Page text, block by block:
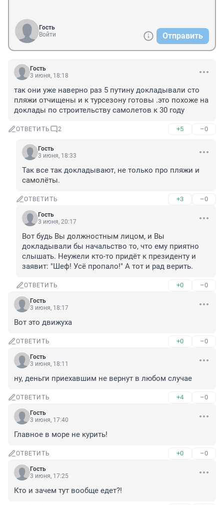
Гость
Войти
Отправить
Гость
3 июня, 18:18
так они уже наверно раз 5 путину докладывали сто
пляжи отчищены и к турсезону готовы .это похоже на
доклады по строительству самолетов к 30 году
ОТВЕТИТЬ 2 +5 –0
Гость
3 июня, 18:33
Так все так докладывают, не только про пляжи и
самолёты.
ОТВЕТИТЬ +3 –0
Гость
3 июня, 20:17
Вот будь Вы должностным лицом, и Вы
докладывали бы начальство то, что ему приятно
слышать. Неужели кто-то придёт к президенту и
заявит: "Шеф! Усё пропало!" А тот и рад верить.
ОТВЕТИТЬ +0 –0
Гость
3 июня, 18:17
Вот это движуха
ОТВЕТИТЬ +0 –0
Гость
3 июня, 18:11
ну, деньги приехавшим не вернут в любом случае
ОТВЕТИТЬ +4 –0
Гость
3 июня, 17:40
Главное в море не курить!
ОТВЕТИТЬ +0 –0
Гость
3 июня, 17:25
Кто и зачем тут вообще едет?!